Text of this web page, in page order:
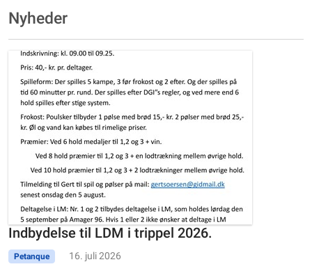
Nyheder
Indbydelse til LDM i trippel 2026.
Petanque 16. juli 2026